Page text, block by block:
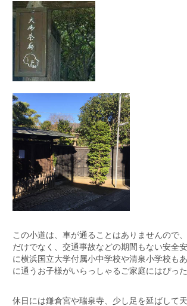
この小道は、車が通ることはありませんので
だけでなく、交通事故などの期間もない安全
に横浜国立大学付属小中学校や清泉小学校も
に通うお子様がいらっしゃるご家庭にはぴった
休日には鎌倉宮や瑞泉寺、少し足を延ばして